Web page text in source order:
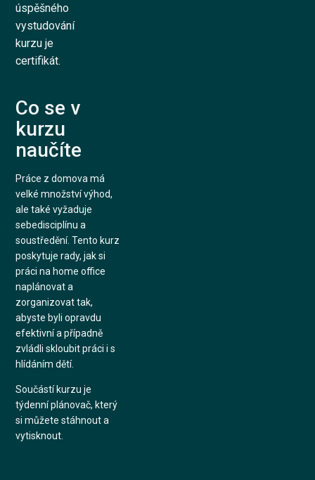
úspěšného
vystudování
kurzu je
certifikát.
Co se v
kurzu
naučíte
Práce z domova má
velké množství výhod,
ale také vyžaduje
sebedisciplínu a
soustředění. Tento kurz
poskytuje rady, jak si
práci na home office
naplánovat a
zorganizovat tak,
abyste byli opravdu
efektivní a případně
zvládli skloubit práci i s
hlídáním dětí.
Součástí kurzu je
týdenní plánovač, který
si můžete stáhnout a
vytisknout.